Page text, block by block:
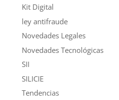
Kit Digital
ley antifraude
Novedades Legales
Novedades Tecnológicas
SII
SILICIE
Tendencias